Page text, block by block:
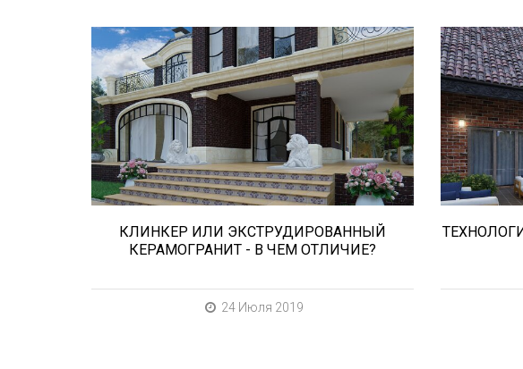
Сегодня «клинкером» называют все
подряд... и напольную плитку и ступени
(фронтальные, угловые) для облицовки
крыльца, фасадную плитку и другие
материалы преимущественно для
экстерьерной отделки домов, зон...
КЛИНКЕР ИЛИ ЭКСТРУДИРОВАННЫЙ
КЕРАМОГРАНИТ - В ЧЕМ ОТЛИЧИЕ?
24 Июля 2019
В